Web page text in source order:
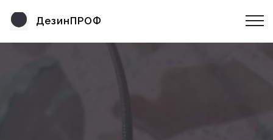
ДезинПРОФ